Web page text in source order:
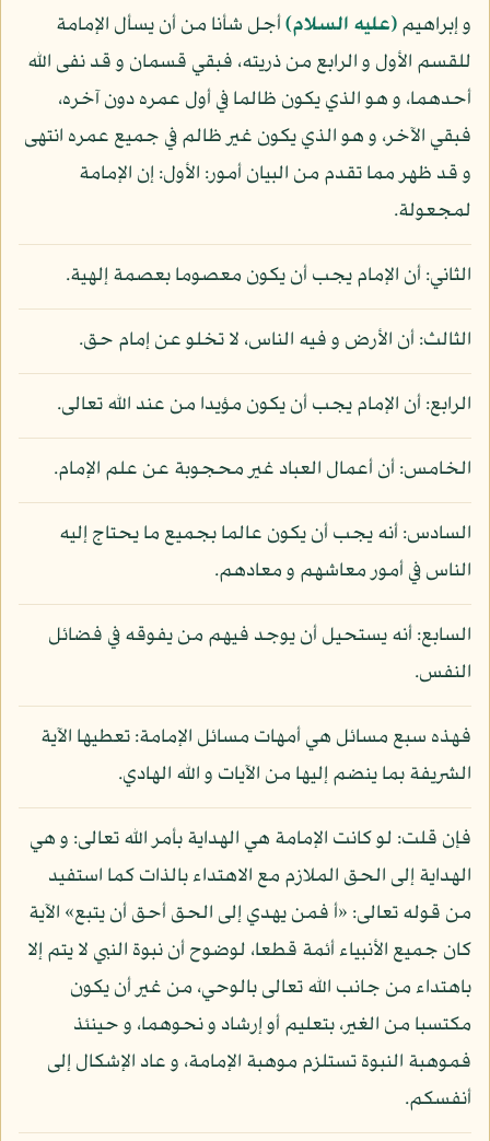
و إبراهيم(عليه السلام)أجل شأنا من أن يسأل الإمامة
للقسم الأول و الرابع من ذريته، فبقي قسمان و قد نفى الله
أحدهما، و هو الذي يكون ظالما في أول عمره دون آخره،
فبقي الآخر، و هو الذي يكون غير ظالم في جميع عمره انتهى
و قد ظهر مما تقدم من البيان أمور: الأول: إن الإمامة
لمجعولة.
الثاني: أن الإمام يجب أن يكون معصوما بعصمة إلهية.
الثالث: أن الأرض و فيه الناس، لا تخلو عن إمام حق.
الرابع: أن الإمام يجب أن يكون مؤيدا من عند الله تعالى.
الخامس: أن أعمال العباد غير محجوبة عن علم الإمام.
السادس: أنه يجب أن يكون عالما بجميع ما يحتاج إليه
الناس في أمور معاشهم و معادهم.
السابع: أنه يستحيل أن يوجد فيهم من يفوقه في فضائل
النفس.
فهذه سبع مسائل هي أمهات مسائل الإمامة: تعطيها الآية
الشريفة بما ينضم إليها من الآيات و الله الهادي.
فإن قلت: لو كانت الإمامة هي الهداية بأمر الله تعالى: و هي
الهداية إلى الحق الملازم مع الاهتداء بالذات كما استفيد
من قوله تعالى: «أ فمن يهدي إلى الحق أحق أن يتبع» الآية
كان جميع الأنبياء أئمة قطعا، لوضوح أن نبوة النبي لا يتم إلا
باهتداء من جانب الله تعالى بالوحي، من غير أن يكون
مكتسبا من الغير، بتعليم أو إرشاد و نحوهما، و حينئذ
فموهبة النبوة تستلزم موهبة الإمامة، و عاد الإشكال إلى
أنفسكم.